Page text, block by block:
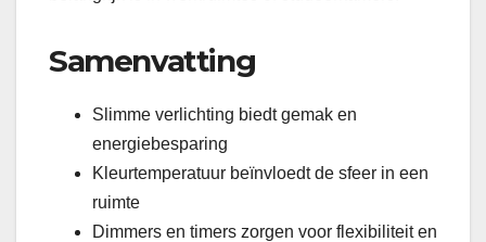
Samenvatting
Slimme verlichting biedt gemak en
energiebesparing
Kleurtemperatuur beïnvloedt de sfeer in een
ruimte
Dimmers en timers zorgen voor flexibiliteit en